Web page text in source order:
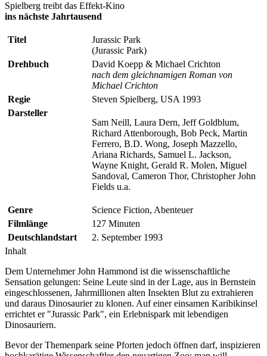
Spielberg treibt das Effekt-Kino
ins nächste Jahrtausend
Titel
Jurassic Park
(Jurassic Park)
Drehbuch
David Koepp & Michael Crichton
nach dem gleichnamigen Roman von
Michael Crichton
Regie
Steven Spielberg, USA 1993
Darsteller
Sam Neill, Laura Dern, Jeff Goldblum,
Richard Attenborough, Bob Peck, Martin
Ferrero, B.D. Wong, Joseph Mazzello,
Ariana Richards, Samuel L. Jackson,
Wayne Knight, Gerald R. Molen, Miguel
Sandoval, Cameron Thor, Christopher John
Fields u.a.
Genre
Science Fiction, Abenteuer
Filmlänge
127 Minuten
Deutschlandstart
2. September 1993
Inhalt
Dem Unternehmer John Hammond ist die wissenschaftliche
Sensation gelungen: Seine Leute sind in der Lage, aus in Bernstein
eingeschlossenen, Jahrmillionen alten Insekten Blut zu extrahieren
und daraus Dinosaurier zu klonen. Auf einer einsamen Karibikinsel
errichtet er "Jurassic Park", ein Erlebnispark mit lebendigen
Dinosauriern.
Bevor der Themenpark seine Pforten jedoch öffnen darf, inspizieren